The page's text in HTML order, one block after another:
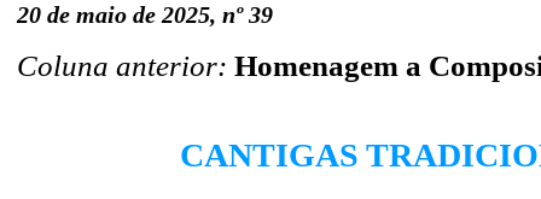
20 de maio de 2025, nº 39
Coluna anterior: Homenagem a
CANTIGAS